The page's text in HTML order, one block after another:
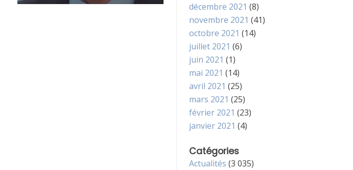
décembre 2021 (8)
novembre 2021 (41)
octobre 2021 (14)
juillet 2021 (6)
juin 2021 (1)
mai 2021 (14)
avril 2021 (25)
mars 2021 (25)
février 2021 (23)
janvier 2021 (4)
Catégories
Actualités (3 035)